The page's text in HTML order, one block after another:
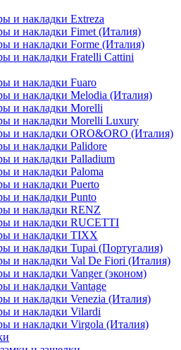
и накладки Extreza
и накладки Fimet (Италия)
и накладки Forme (Италия)
и накладки Fratelli Cattini
и накладки Fuaro
и накладки Melodia (Италия)
и накладки Morelli
и накладки Morelli Luxury
и накладки ORO&ORO (Италия)
и накладки Palidore
и накладки Palladium
и накладки Paloma
и накладки Puerto
и накладки Punto
и накладки RENZ
и накладки RUCETTI
и накладки TIXX
и накладки Tupai (Португалия)
и накладки Val De Fiori (Италия)
и накладки Vanger (эконом)
и накладки Vantage
и накладки Venezia (Италия)
и накладки Vilardi
и накладки Virgola (Италия)